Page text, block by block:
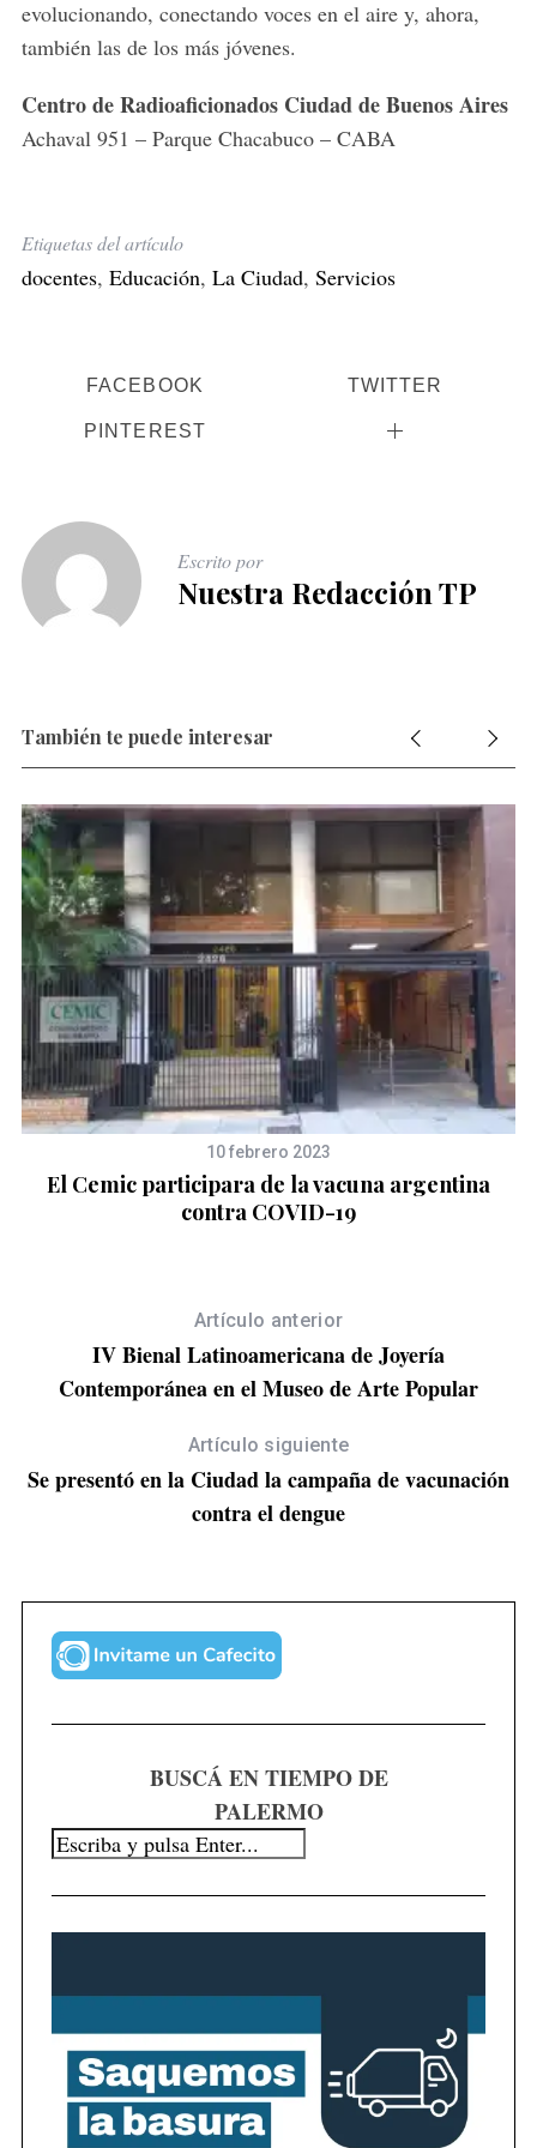
evolucionando, conectando voces en el aire y, ahora,
también las de los más jóvenes.
Centro de Radioaficionados Ciudad de Buenos Aires
Achaval 951 – Parque Chacabuco – CABA
Etiquetas del artículo
docentes, Educación, La Ciudad, Servicios
FACEBOOK TWITTER
PINTEREST
Escrito por
Nuestra Redacción TP
También te puede interesar
10 febrero 2023
El Cemic participara de la vacuna argentina
contra COVID-19
Artículo anterior
IV Bienal Latinoamericana de Joyería
Contemporánea en el Museo de Arte Popular
Artículo siguiente
Se presentó en la Ciudad la campaña de vacunación
contra el dengue
BUSCÁ EN TIEMPO DE
PALERMO